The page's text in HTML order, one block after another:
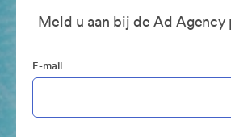
Meld u aan bij de Ad
E-mail